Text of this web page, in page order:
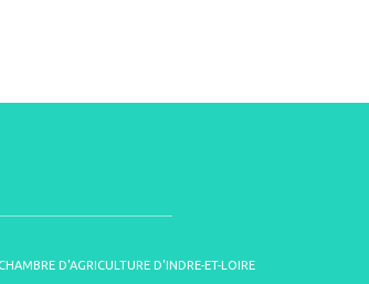
D'AGRICULTURE D'INDRE-ET-LOIRE